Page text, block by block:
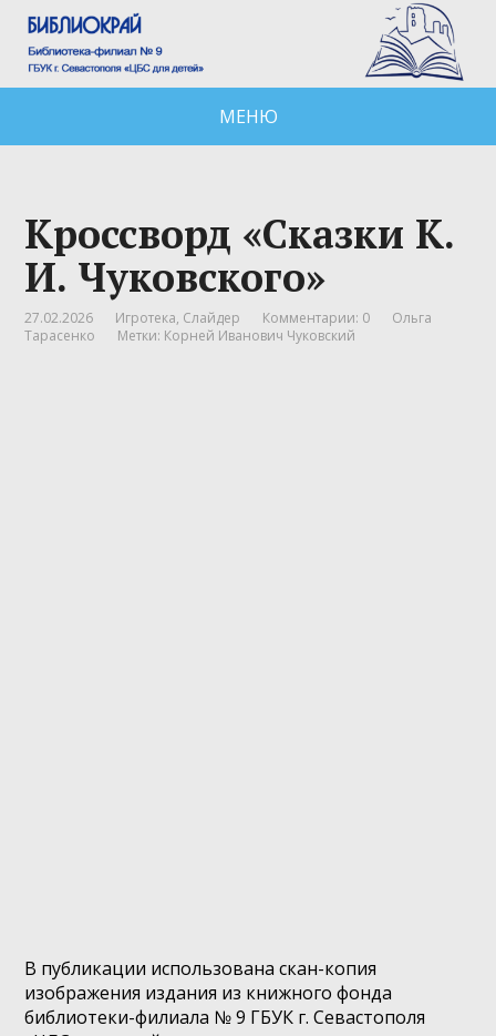
МЕНЮ
Кроссворд «Сказки К.
И. Чуковского»
27.02.2026 Игротека, Слайдер Комментарии: 0
Ольга
Тарасенко
Метки: Корней Иванович Чуковский
В публикации использована скан-копия
изображения издания из книжного фонда
библиотеки-филиала № 9 ГБУК г. Севастополя